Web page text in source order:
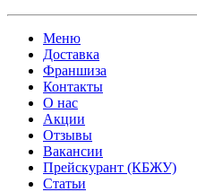
Меню
Доставка
Франшиза
Контакты
О нас
Акции
Отзывы
Вакансии
Прейскурант (КБЖУ)
Статьи